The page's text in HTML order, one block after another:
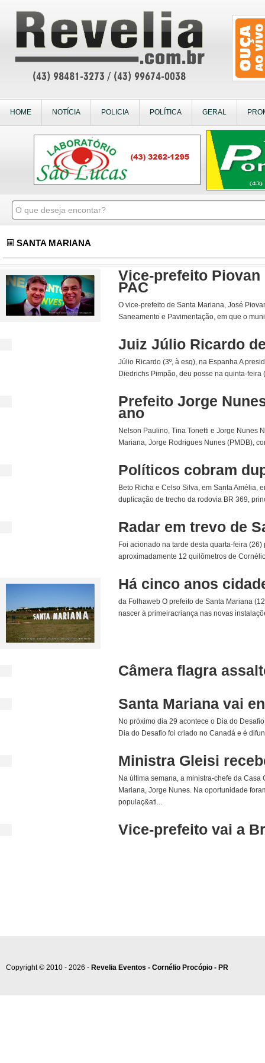
HOME NOTÍCIA POLICIA POLÍTICA GERAL
SANTA MARIANA
Vice-prefeito
PAC
O vice-prefeito de Santa Mariana, José
Saneamento e Pavimentação, em que o
Juiz Júlio Ricardo
Júlio Ricardo (3º, à esq), na Espanha A
Diedrichs Pimpão, deu posse na quinta-
Prefeito Jorge
ano
Nelson Paulino, Tina Tonetti e Jorge Nunes
Mariana, Jorge Rodrigues Nunes (PMDB),
Políticos cobram
Beto Richa e Celso Silva, em Santa Amélia,
duplicação de trecho da rodovia BR 369,
Radar em trevo de
Foi acionado na tarde desta quarta-feira
aproximadamente 12 quilômetros de
Há cinco anos
da Folhaweb O prefeito de Santa Mariana
nascer à primeiracriança nas novas
Câmera flagra
Santa Mariana vai
No próximo dia 29 acontece o Dia do
Dia do Desafio foi criado no Canadá e é
Ministra Gleisi
Na última semana, a ministra-chefe da
Mariana, Jorge Nunes. Na oportunidade
populaç&ati...
Vice-prefeito vai a
Copyright © 2010 - 2026 - Revelia Eventos - Cornélio Procópio - PR